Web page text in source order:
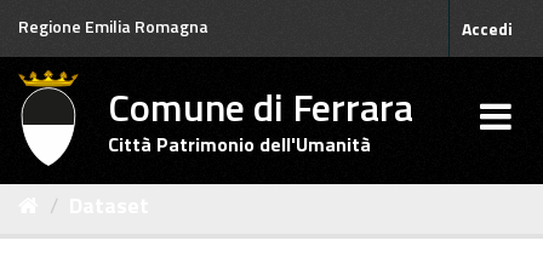
Salta
contenuto
Regione Emilia Romagna Accedi
Comune di Ferrara
Città Patrimonio dell'Umanità